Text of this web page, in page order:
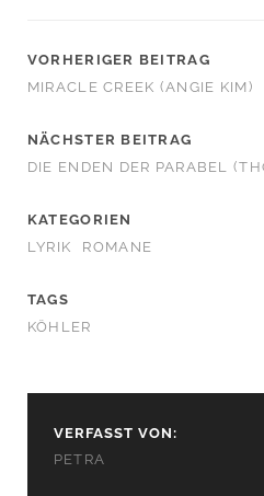
VORHERIGER BEITRAG
MIRACLE CREEK (ANGIE KIM)
NÄCHSTER BEITRAG
DIE ENDEN DER PARABEL
KATEGORIEN
LYRIK
ROMANE
TAGS
KÖHLER
VERFASST VON:
PETRA